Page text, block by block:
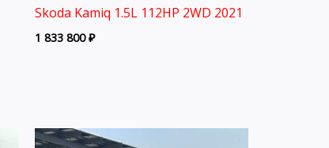
Skoda Kamiq 1.5L 112HP 2WD 2021
1 833 800₽